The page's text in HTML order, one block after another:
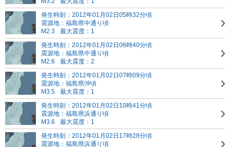
発生時刻：2012年01月02日05時32分頃
震源地：福島県中通り頃
M2.3
最大震度：1
発生時刻：2012年01月02日06時40分頃
震源地：福島県中通り頃
M2.6
最大震度：2
発生時刻：2012年01月02日07時09分頃
震源地：福島県沖頃
M3.5
最大震度：1
発生時刻：2012年01月02日10時41分頃
震源地：福島県浜通り頃
M3.6
最大震度：1
発生時刻：2012年01月02日17時28分頃
震源地：福島県浜通り頃